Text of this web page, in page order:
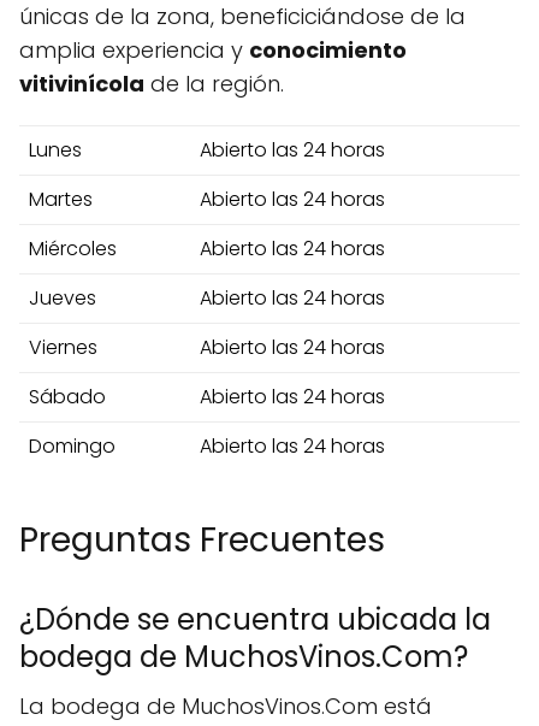
únicas de la zona, beneficiciándose de la
amplia experiencia y conocimiento
vitivinícola de la región.
Lunes
Abierto las 24 horas
Martes
Abierto las 24 horas
Miércoles
Abierto las 24 horas
Jueves
Abierto las 24 horas
Viernes
Abierto las 24 horas
Sábado
Abierto las 24 horas
Domingo
Abierto las 24 horas
Preguntas Frecuentes
¿Dónde se encuentra ubicada la
bodega de MuchosVinos.Com?
La bodega de MuchosVinos.Com está